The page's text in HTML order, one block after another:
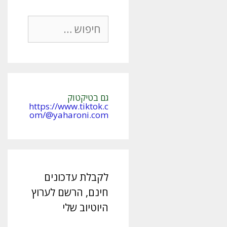
חיפוש:
גם בטיקטוק
https://www.tiktok.c
om/@yaharoni.com
לקבלת עדכונים
חינם, הרשם לערוץ
היוטיוב שלי